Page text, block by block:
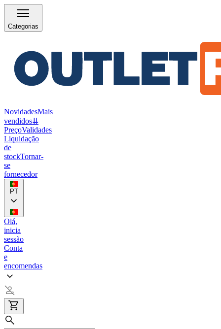
Categorias
NovidadesMais
vendidos⇊
PreçoValidades
Liquidação
de
stockTornar-
se
fornecedor
PT
Olá,
inicia
sessão
Conta
e
encomendas